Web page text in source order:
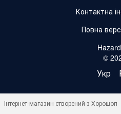
Контактна
Повна
©
Укр
Інтернет-магазин створений з Хорошоп